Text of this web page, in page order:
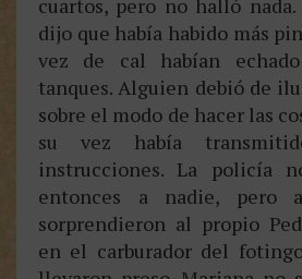
cuartos, pero no halló nada.
dijo que había habido más
vez de cal habían
tanques. Alguien debió de
sobre el modo de hacer las
su vez había
instrucciones. La policía
entonces a nadie, pero
sorprendieron al propio
en el carburador del